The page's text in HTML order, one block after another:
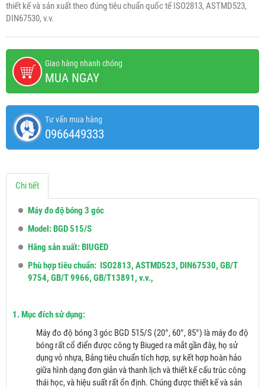
thiết kế và sản xuất theo đúng tiêu chuẩn quốc tế ISO2813, ASTMD523,
DIN67530, v.v.
Giao hàng nhanh chóng
MUA NGAY
Tư vấn mua hàng
0966449333
Chi tiết
Máy đo độ bóng 3 góc
Model: BGD 515/S
Hãng sản xuất: BIUGED
Phù hợp tiêu chuẩn: ISO2813, ASTMD523, DIN67530, GB/T
9754, GB/T 9966, GB/T13891, v.v.,
1. Mục đích sử dụng:
Máy đo độ bóng 3 góc BGD 515/S (20°, 60°, 85°) là máy đo độ
bóng rất cổ điển được công ty Biuged ra mắt gần đây, họ sử
dụng vỏ nhựa, Bảng tiêu chuẩn tích hợp, sự kết hợp hoàn hảo
giữa hình dạng đơn giản và thanh lịch và thiết kế cấu trúc công
thái học, và hiệu suất rất ổn định. Chúng được thiết kế và sản